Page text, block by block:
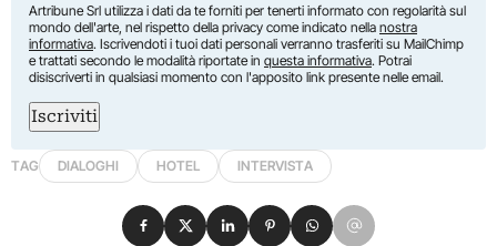
Artribune Srl utilizza i dati da te forniti per tenerti informato con regolarità sul
mondo dell'arte, nel rispetto della privacy come indicato nella nostra
informativa. Iscrivendoti i tuoi dati personali verranno trasferiti su MailChimp
e trattati secondo le modalità riportate in questa informativa. Potrai
disiscriverti in qualsiasi momento con l'apposito link presente nelle email.
Iscriviti
TAG DIALOGHI HOTEL INTERVISTA
Condividi su Facebook
Condividi su X
Condividi su LinkedIn
Condividi su Pinterest
Condividi su WhatsApp
Condividi su Email